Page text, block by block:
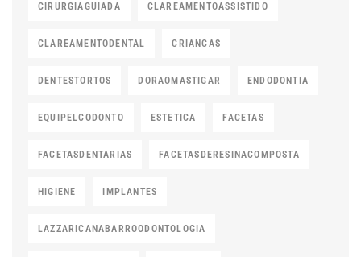
CIRURGIAGUIADA CLAREAMENTOASSISTIDO
CLAREAMENTODENTAL CRIANCAS
DENTESTORTOS DORAOMASTIGAR ENDODONTIA
EQUIPELCODONTO ESTETICA FACETAS
FACETASDENTARIAS FACETASDERESINACOMPOSTA
HIGIENE IMPLANTES
LAZZARICANABARROODONTOLOGIA